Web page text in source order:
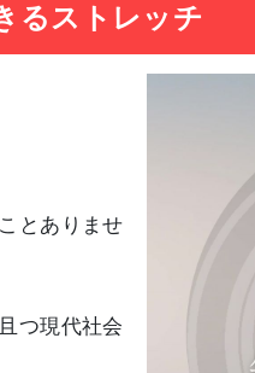
るストレッチ
とありませ
つ現代社会